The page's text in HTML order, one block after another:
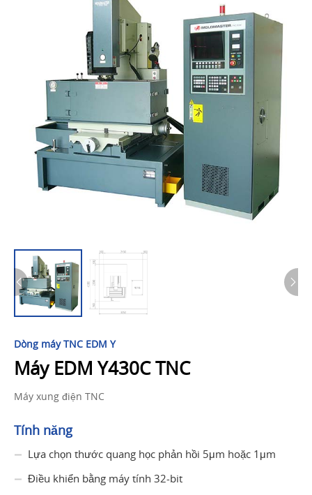
Dòng máy TNC EDM Y
Máy EDM Y430C TNC
Máy xung điện TNC
Tính năng
Lựa chọn thước quang học phản hồi 5μm hoặc 1μm
Điều khiển bằng máy tính 32-bit